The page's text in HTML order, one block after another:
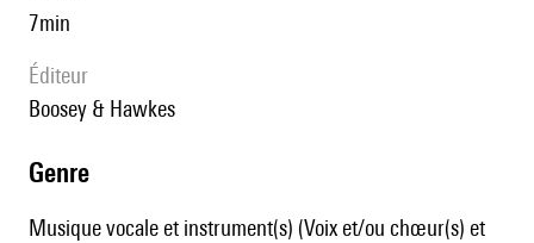
7min
éditeur
Boosey & Hawkes
genre
Musique vocale et instrument(s) (Voix et/ou chœur(s) et